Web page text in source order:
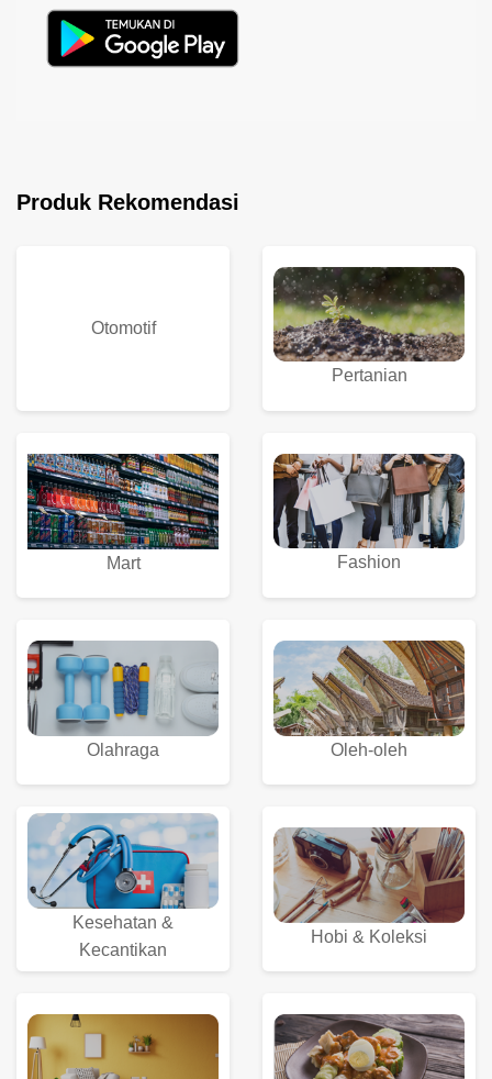
Produk Rekomendasi
Otomotif
Pertanian
Mart Fashion
Olahraga Oleh-oleh
Kesehatan &
Kecantikan
Hobi & Koleksi